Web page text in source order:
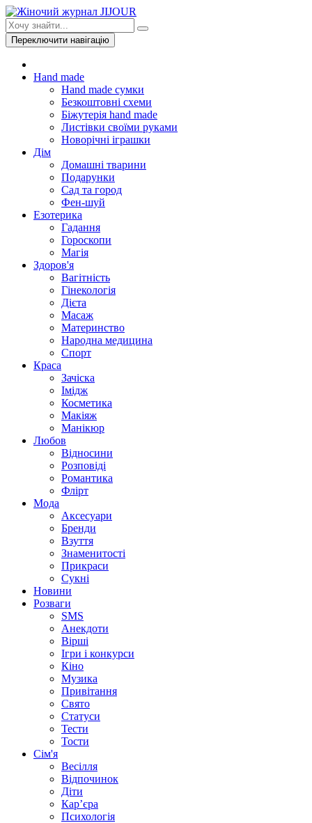
Переключити навігацію
Hand made
Hand made сумки
Безкоштовні схеми
Біжутерія hand made
Листівки своїми руками
Новорічні іграшки
Дім
Домашні тварини
Подарунки
Сад та город
Фен-шуй
Езотерика
Гадання
Гороскопи
Магія
Здоров'я
Вагітність
Гінекологія
Дієта
Масаж
Материнство
Народна медицина
Спорт
Краса
Зачіска
Імідж
Косметика
Макіяж
Манікюр
Любов
Відносини
Розповіді
Романтика
Флірт
Мода
Аксесуари
Бренди
Взуття
Знаменитості
Прикраси
Сукні
Новини
Розваги
SMS
Анекдоти
Вірші
Ігри і конкурси
Кіно
Музика
Привітання
Свято
Статуси
Тести
Тости
Сім'я
Весілля
Відпочинок
Діти
Кар’єра
Психологія